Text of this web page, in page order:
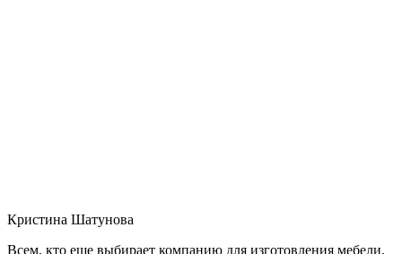
Кристина Шатунова
Всем, кто еще выбирает компанию для изготовления мебели,